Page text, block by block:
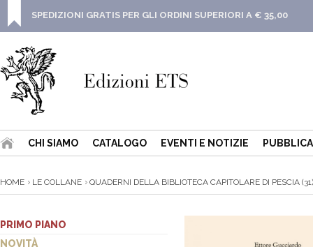
SPEDIZIONI GRATIS PER GLI ORDINI SUPERIORI A € 35,00
CHI SIAMO CATALOGO EVENTI E NOTIZIE
HOME LE COLLANE QUADERNI DELLA BIBLIOTECA CAPITOLARE DI PESCIA (31)
PRIMO PIANO
NOVITÀ